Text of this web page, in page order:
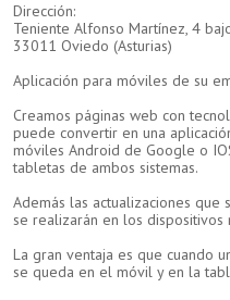
Dirección:
Teniente Alfonso Martínez, 4
33011 Oviedo (Asturias)
Aplicación para móviles de su
Creamos páginas web con
puede convertir en una
móviles Android de Google o
tabletas de ambos sistemas.
Además las actualizaciones que
se realizarán en los dispositivos
La gran ventaja es que cuando